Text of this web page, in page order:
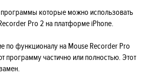
программы которые можно использовать
Pro 2 на платформе iPhone.
по функционалу на Mouse Recorder Pro
программу частично или полностью. Этот